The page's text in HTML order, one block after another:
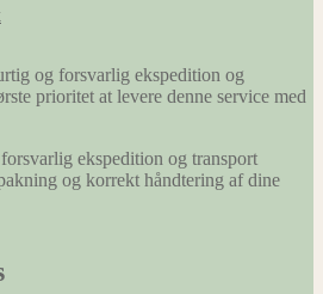
og forsvarlig ekspedition og
prioritet at levere denne service med
ekspedition og transport
og korrekt håndtering af dine